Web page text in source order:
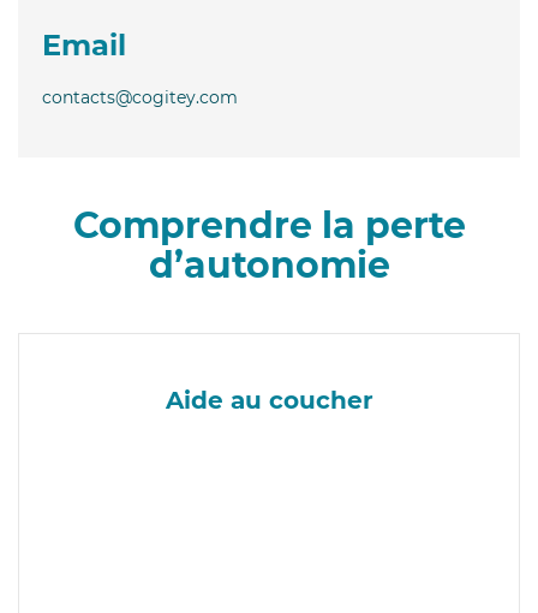
Email
contacts@cogitey.com
Comprendre la perte
d’autonomie
Aide au coucher